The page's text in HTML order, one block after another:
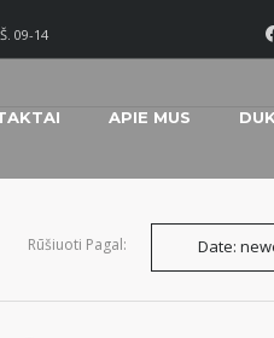
09-14
APIE MUS DUK
Rūšiuoti Pagal: Date: